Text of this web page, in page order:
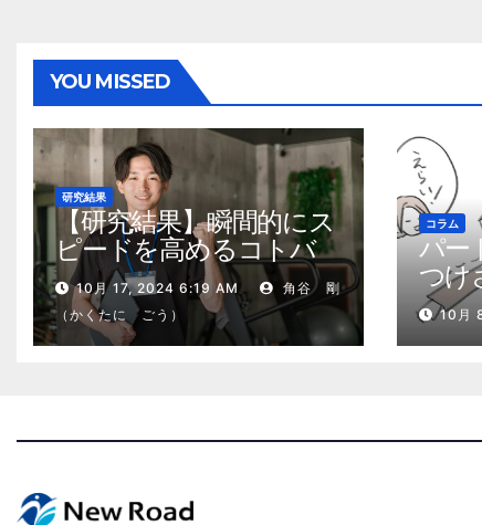
ー
シ
ョ
ン
YOU MISSED
研究結果
【研究結果】瞬間的にス
ピードを高めるコトバ
の威力
10月 17, 2024 6:19 AM
角谷 剛
（かくたに ごう）
コラム
パー
つけ
る、
2kg
10月